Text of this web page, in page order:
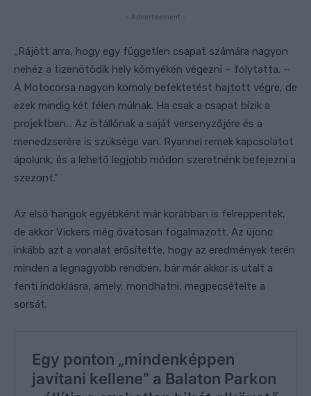
- Advertisement -
„Rájött arra, hogy egy független csapat számára nagyon
nehéz a tizenötödik hely környékén végezni – folytatta. –
A Motocorsa nagyon komoly befektetést hajtott végre, de
ezek mindig két félen múlnak. Ha csak a csapat bízik a
projektben… Az istállónak a saját versenyzőjére és a
menedzserére is szüksége van. Ryannel remek kapcsolatot
ápolunk, és a lehető legjobb módon szeretnénk befejezni a
szezont.”
Az első hangok egyébként már korábban is felreppentek,
de akkor Vickers még óvatosan fogalmazott. Az újonc
inkább azt a vonalat erősítette, hogy az eredmények terén
minden a legnagyobb rendben, bár már akkor is utalt a
fenti indoklásra, amely, mondhatni, megpecsételte a
sorsát.